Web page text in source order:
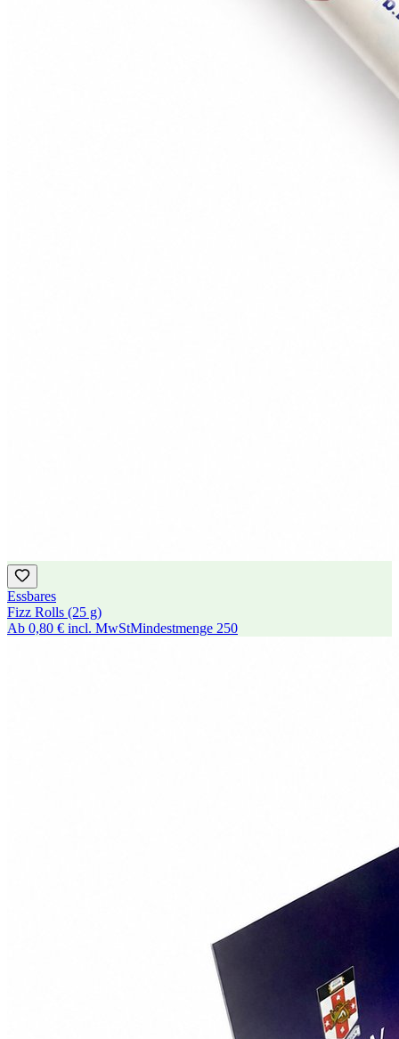
Essbares
Fizz Rolls (25 g)
Ab 0,80 € incl. MwStMindestmenge 250